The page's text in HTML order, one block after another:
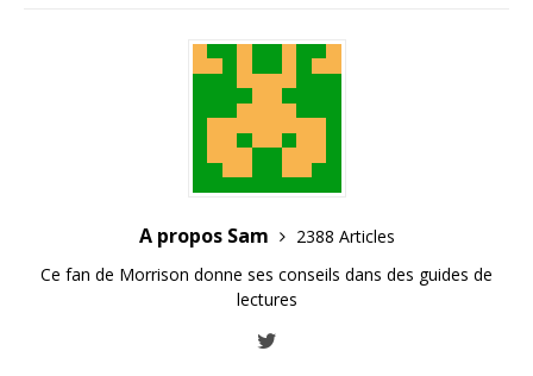
A propos Sam
2388 Articles
Ce fan de Morrison donne ses conseils dans des guides de
lectures